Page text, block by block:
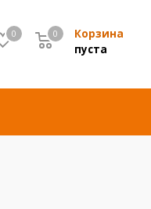
0 Корзина
0
пуста
0